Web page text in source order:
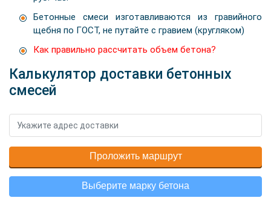
Бетонные смеси изготавливаются из гравийного
щебня по ГОСТ, не путайте с гравием (кругляком)
Как правильно рассчитать объем бетона?
Калькулятор доставки бетонных
смесей
Проложить маршрут
Выберите марку бетона